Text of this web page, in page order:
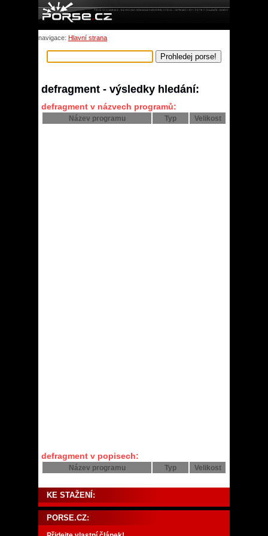
navigace: Hlavní strana
defragment - výsledky hledání:
defragment v názvech programů:
Název programu Typ Velikost
defragment v popisech:
Název programu Typ Velikost
KE STAŽENÍ:
PORSE.CZ: